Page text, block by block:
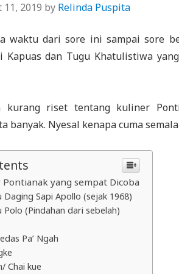
11, 2019 by Relinda Puspita
waktu dari sore ini sampai sore
Kapuas dan Tugu Khatulistiwa
kurang riset tentang kuliner
banyak. Nyesal kenapa cuma
yang sempat Dicoba
Daging Sapi Apollo (sejak 1968)
Polo (Pindahan dari sebelah)
Pa’ Ngah
Chai kue